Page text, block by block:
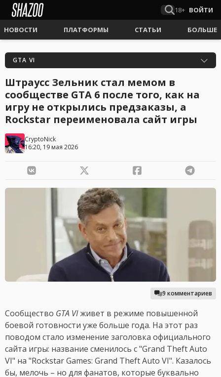
18+ ВОЙТИ
НОВОСТИ ПЛАТФОРМЫ СТАТЬИ БОЛЬШЕ
GTA VI
Штраусс Зельник стал мемом в
сообществе GTA 6 после того, как на
игру не открылись предзаказы, а
Rockstar переименовала сайт игры
CryptoNick
16:20, 19 мая 2026
9 комментариев
Сообщество GTA VIживет в режиме повышенной
боевой готовности уже больше года. На этот раз
поводом стало изменение заголовка официального
сайта игры: название сменилось с "Grand Theft Auto
VI" на "Rockstar Games: Grand Theft Auto VI". Казалось
бы, мелочь – но для фанатов, которые буквально